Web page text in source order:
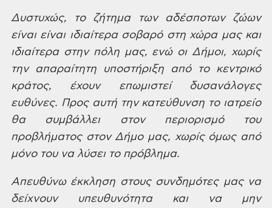
Δυστυχώς, το ζήτημα των αδέσποτων ζώων
είναι είναιιδιαίτερα σοβαρό στη χώρα μας και
ιδιαίτερα στην πόλη μας, ενώ οι Δήμοι, χωρίς
την απαραίτητη υποστήριξη από τοκεντρικό
κράτος, έχουν επωμιστείδυσανάλογες
ευθύνες. Προς αυτή τηνκατεύθυνση το ιατρείο
θα συμβάλλει στονπεριορισμό του
προβλήματος στον Δήμομας, χωρίς όμως από
μόνο του να λύσει τοπρόβλημα.
Απευθύνωέκκληση στους συνδημότες μας να
δείχνουνυπευθυνότητα και να μην